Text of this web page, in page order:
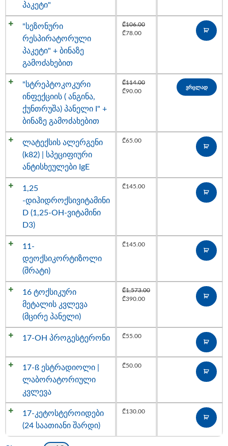
პაკეტი"
"სეზონური
რესპირატორული
პაკეტი" + ბინაზე
გამოძახებით
₾106.00
₾78.00
"სტრეპტოკოკური
ინფექციის ( ანგინა,
ქუნთრუშა) პანელი I" +
ბინაზე გამოძახებით
₾114.00
₾90.00
ვრცლად
ლატექსის ალერგენი
(k82) | სპეციფიური
ანტისხეულები IgE
₾65.00
1,25
-დიჰიდროქსივიტამინი
D (1,25-OH-ვიტამინი
D3)
₾145.00
11-
დეოქსიკორტიზოლი
(შრატი)
₾145.00
16 ტოქსიკური
მეტალის კვლევა
(მცირე პანელი)
₾1,573.00
₾390.00
17-OH პროგესტერონი ₾55.00
17-ß ესტრადიოლი |
ლაბორატორიული
კვლევა
₾50.00
17-კეტოსტეროიდები
(24 საათიანი შარდი)
₾130.00